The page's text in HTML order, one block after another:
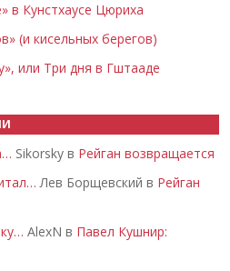
в Кунстхаусе Цюриха
(и кисельных берегов)
или Три дня в Гштааде
Sikorsky в Рейган возвращается
Лев Борщевский в Рейган
AlexN в Павел Кушнир: